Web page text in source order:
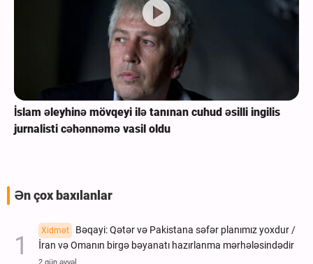
İslam əleyhinə mövqeyi ilə tanınan cuhud əsilli ingilis
jurnalisti cəhənnəmə vasil oldu
Ən çox baxılanlar
Xidmət
Bəqayi: Qətər və Pakistana səfər planımız yoxdur /
İran və Omanın birgə bəyanatı hazırlanma mərhələsindədir